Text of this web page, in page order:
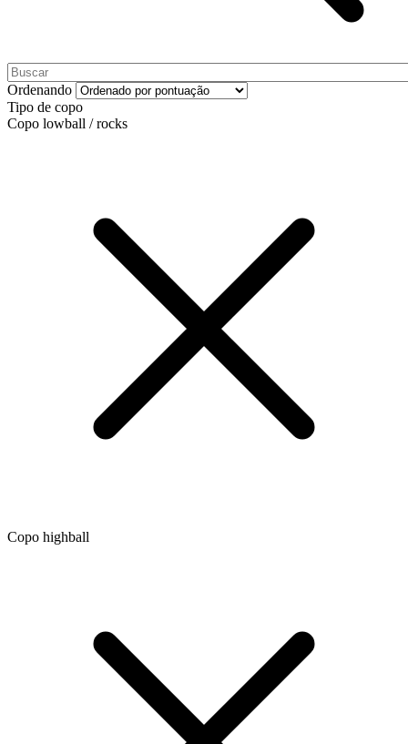
Ordenando
Tipo de copo
Copo lowball / rocks
Copo highball